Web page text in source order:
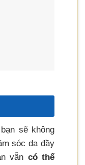
sẽ không
sóc da đầy
vẫn có thể